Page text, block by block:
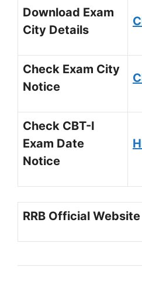
Download Exam
City Details
Check Exam City
Notice
Check CBT-I
Exam Date
Notice
RRB Official Website